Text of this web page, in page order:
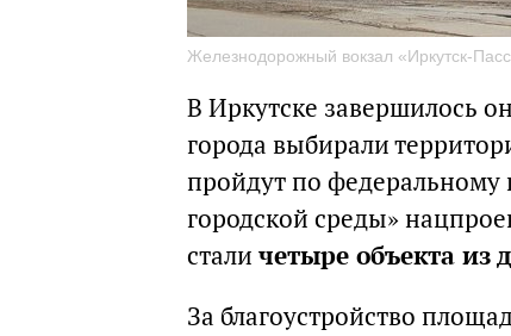
Железнодорожный вокзал «Иркутск-
В Иркутске завершилось
города выбирали
пройдут по
городской среды»
стали четыре объекта из
За благоустройство